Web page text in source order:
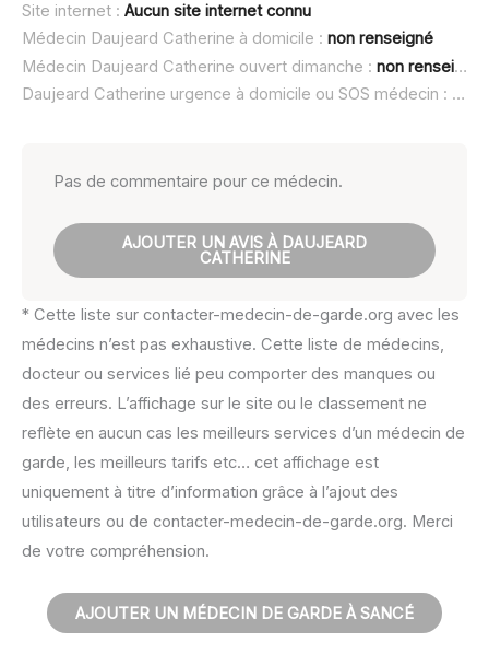
Site internet : Aucun site internet connu
Médecin Daujeard Catherine à domicile : non renseigné
Médecin Daujeard Catherine ouvert dimanche : non renseigné
Daujeard Catherine urgence à domicile ou SOS médecin :
non
Pas de commentaire pour ce médecin.
AJOUTER UN AVIS À DAUJEARD
CATHERINE
* Cette liste sur contacter-medecin-de-garde.org avec les
médecins n’est pas exhaustive. Cette liste de médecins,
docteur ou services lié peu comporter des manques ou
des erreurs. L’affichage sur le site ou le classement ne
reflète en aucun cas les meilleurs services d’un médecin de
garde, les meilleurs tarifs etc… cet affichage est
uniquement à titre d’information grâce à l’ajout des
utilisateurs ou de contacter-medecin-de-garde.org. Merci
de votre compréhension.
AJOUTER UN MÉDECIN DE GARDE À SANCÉ